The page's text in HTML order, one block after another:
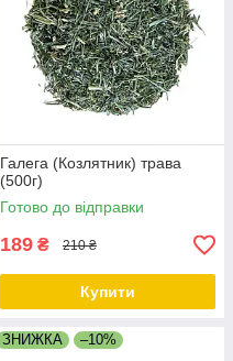
Галега (Козлятник) трава
(500г)
Готово до відправки
189 ₴ 210 ₴
Купити
ЗНИЖКА –10%